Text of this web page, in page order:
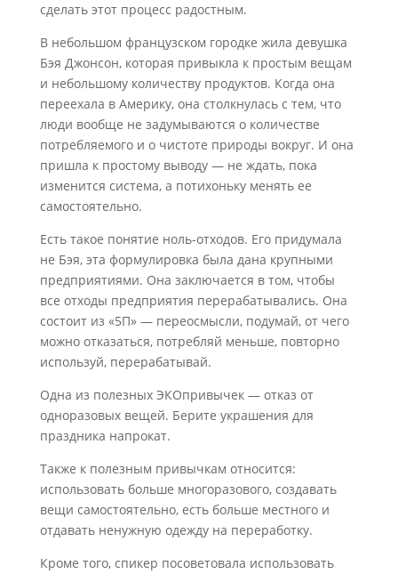
сделать этот процесс радостным.
В небольшом французском городке жила девушка
Бэя Джонсон, которая привыкла к простым вещам
и небольшому количеству продуктов. Когда она
переехала в Америку, она столкнулась с тем, что
люди вообще не задумываются о количестве
потребляемого и о чистоте природы вокруг. И она
пришла к простому выводу — не ждать, пока
изменится система, а потихоньку менять ее
самостоятельно.
Есть такое понятие ноль-отходов. Его придумала
не Бэя, эта формулировка была дана крупными
предприятиями. Она заключается в том, чтобы
все отходы предприятия перерабатывались. Она
состоит из «5П» — переосмысли, подумай, от чего
можно отказаться, потребляй меньше, повторно
используй, перерабатывай.
Одна из полезных ЭКОпривычек — отказ от
одноразовых вещей. Берите украшения для
праздника напрокат.
Также к полезным привычкам относится:
использовать больше многоразового, создавать
вещи самостоятельно, есть больше местного и
отдавать ненужную одежду на переработку.
Кроме того, спикер посоветовала использовать